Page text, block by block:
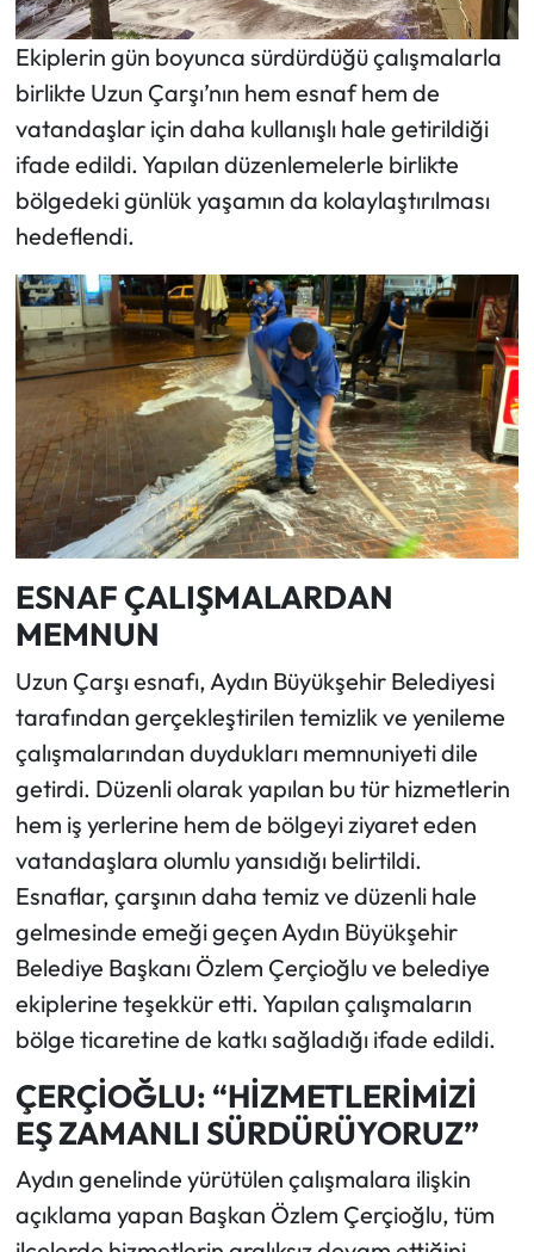
Ekiplerin gün boyunca sürdürdüğü çalışmalarla
birlikte Uzun Çarşı’nın hem esnaf hem de
vatandaşlar için daha kullanışlı hale getirildiği
ifade edildi. Yapılan düzenlemelerle birlikte
bölgedeki günlük yaşamın da kolaylaştırılması
hedeflendi.
ESNAF ÇALIŞMALARDAN
MEMNUN
Uzun Çarşı esnafı, Aydın Büyükşehir Belediyesi
tarafından gerçekleştirilen temizlik ve yenileme
çalışmalarından duydukları memnuniyeti dile
getirdi. Düzenli olarak yapılan bu tür hizmetlerin
hem iş yerlerine hem de bölgeyi ziyaret eden
vatandaşlara olumlu yansıdığı belirtildi.
Esnaflar, çarşının daha temiz ve düzenli hale
gelmesinde emeği geçen Aydın Büyükşehir
Belediye Başkanı Özlem Çerçioğlu ve belediye
ekiplerine teşekkür etti. Yapılan çalışmaların
bölge ticaretine de katkı sağladığı ifade edildi.
ÇERÇİOĞLU: “HİZMETLERİMİZİ
EŞ ZAMANLI SÜRDÜRÜYORUZ”
Aydın genelinde yürütülen çalışmalara ilişkin
açıklama yapan Başkan Özlem Çerçioğlu, tüm